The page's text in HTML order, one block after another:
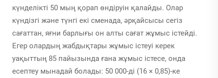
күнделікті 50 мың қорап өндіруін қалайды. Олар
күндізгі және түнгі екі сменада, әрқайсысы сегіз
сағаттан, яғни барлығы он алты сағат жұмыс істейді.
Егер олардың жабдықтары жұмыс істеуі керек
уақыттың 85 пайызында ғана жұмыс істесе, онда
есептеу мынадай болады: 50 000-ді (16 × 0,85)-ке